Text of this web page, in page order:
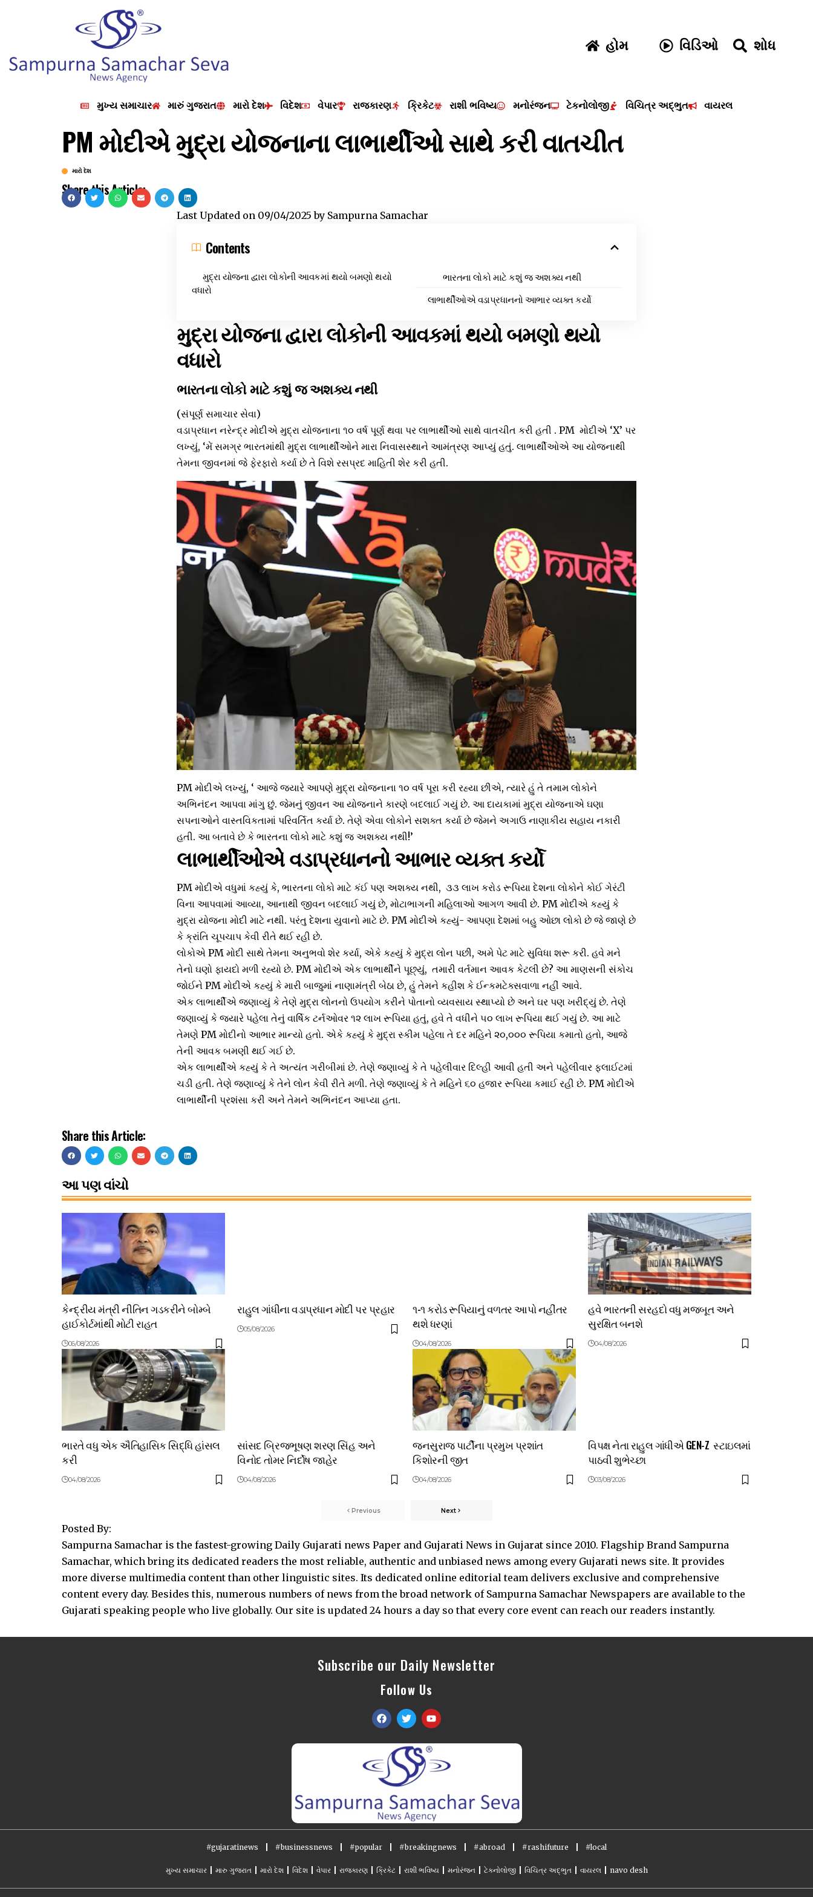
હોમ વિડિઓ શોધ
મુખ્ય સમાચાર મારું ગુજરાત મારો દેશ વિદેશ વેપાર રાજકારણ ક્રિકેટ રાશી ભવિષ્ય મનોરંજન ટેકનોલોજી વિચિત્ર અદ્ભુત વાયરલ
PM મોદીએ મુદ્રા યોજનાના લાભાર્થીઓ સાથે કરી વાતચીત
મારો દેશ
Share this Article:
Last Updated on 09/04/2025 by Sampurna Samachar
Contents
મુદ્રા યોજના દ્વારા લોકોની આવકમાં થયો બમણો થયો
વધારો
ભારતના લોકો માટે કશું જ અશક્ય નથી
લાભાર્થીઓએ વડાપ્રધાનનો આભાર વ્યક્ત કર્યો
મુદ્રા યોજના દ્વારા લોકોની આવકમાં થયો બમણો થયો
વધારો
ભારતના લોકો માટે કશું જ અશક્ય નથી
(સંપૂર્ણ સમાચાર સેવા)
વડાપ્રધાન નરેન્દ્ર મોદીએ મુદ્રા યોજનાના ૧૦ વર્ષ પૂર્ણ થવા પર લાભાર્થીઓ સાથે વાતચીત કરી હતી . PM મોદીએ ‘X’ પર
લખ્યું, ‘મેં સમગ્ર ભારતમાંથી મુદ્રા લાભાર્થીઓને મારા નિવાસસ્થાને આમંત્રણ આપ્યું હતું. લાભાર્થીઓએ આ યોજનાથી
તેમના જીવનમાં જે ફેરફારો કર્યા છે તે વિશે રસપ્રદ માહિતી શેર કરી હતી.
PM મોદીએ લખ્યું, ‘ આજે જ્યારે આપણે મુદ્રા યોજનાના ૧૦ વર્ષ પૂરા કરી રહ્યા છીએ, ત્યારે હું તે તમામ લોકોને
અભિનંદન આપવા માંગુ છું. જેમનું જીવન આ યોજનાને કારણે બદલાઈ ગયું છે. આ દાયકામાં મુદ્રા યોજનાએ ઘણા
સપનાઓને વાસ્તવિકતામાં પરિવર્તિત કર્યા છે. તેણે એવા લોકોને સશક્ત કર્યા છે જેમને અગાઉ નાણાકીય સહાય નકારી
હતી. આ બતાવે છે કે ભારતના લોકો માટે કશું જ અશક્ય નથી!’
લાભાર્થીઓએ વડાપ્રધાનનો આભાર વ્યક્ત કર્યો
PM મોદીએ વધુમાં કહ્યું કે, ભારતના લોકો માટે કંઈ પણ અશક્ય નથી, ૩૩ લાખ કરોડ રૂપિયા દેશના લોકોને કોઈ ગેરંટી
વિના આપવામાં આવ્યા, આનાથી જીવન બદલાઈ ગયું છે, મોટાભાગની મહિલાઓ આગળ આવી છે. PM મોદીએ કહ્યું કે
મુદ્રા યોજના મોદી માટે નથી. પરંતુ દેશના યુવાનો માટે છે. PM મોદીએ કહ્યું- આપણા દેશમાં બહુ ઓછા લોકો છે જે જાણે છે
કે ક્રાંતિ ચૂપચાપ કેવી રીતે થઈ રહી છે.
લોકોએ PM મોદી સાથે તેમના અનુભવો શેર કર્યા, એકે કહ્યું કે મુદ્રા લોન પછી, અમે પેટ માટે સુવિધા શરૂ કરી. હવે મને
તેનો ઘણો ફાયદો મળી રહ્યો છે. PM મોદીએ એક લાભાર્થીને પૂછ્યું, તમારી વર્તમાન આવક કેટલી છે? આ માણસની સંકોચ
જોઈને PM મોદીએ કહ્યું કે મારી બાજુમાં નાણામંત્રી બેઠા છે, હું તેમને કહીશ કે ઈન્કમટેક્સવાળા નહીં આવે.
એક લાભાર્થીએ જણાવ્યું કે તેણે મુદ્રા લોનનો ઉપયોગ કરીને પોતાનો વ્યવસાય સ્થાપ્યો છે અને ઘર પણ ખરીદ્યું છે. તેણે
જણાવ્યું કે જ્યારે પહેલા તેનું વાર્ષિક ટર્નઓવર ૧૨ લાખ રૂપિયા હતું, હવે તે વધીને ૫૦ લાખ રૂપિયા થઈ ગયું છે. આ માટે
તેમણે PM મોદીનો આભાર માન્યો હતો. એકે કહ્યું કે મુદ્રા સ્કીમ પહેલા તે દર મહિને ૨૦,૦૦૦ રૂપિયા કમાતો હતો, આજે
તેની આવક બમણી થઈ ગઈ છે.
એક લાભાર્થીએ કહ્યું કે તે અત્યંત ગરીબીમાં છે. તેણે જણાવ્યું કે તે પહેલીવાર દિલ્હી આવી હતી અને પહેલીવાર ફ્લાઈટમાં
ચડી હતી. તેણે જણાવ્યું કે તેને લોન કેવી રીતે મળી. તેણે જણાવ્યું કે તે મહિને ૬૦ હજાર રૂપિયા કમાઈ રહી છે. PM મોદીએ
લાભાર્થીની પ્રશંસા કરી અને તેમને અભિનંદન આપ્યા હતા.
Share this Article:
આ પણ વાંચો
કેન્દ્રીય મંત્રી નીતિન ગડકરીને બોમ્બે
હાઈકોર્ટમાંથી મોટી રાહત
06/08/2026
રાહુલ ગાંધીના વડાપ્રધાન મોદી પર પ્રહાર
05/08/2026
૧-૧ કરોડ રૂપિયાનું વળતર આપો નહીંતર
થશે ધરણાં
04/08/2026
હવે ભારતની સરહદો વધુ મજબૂત અને
સુરક્ષિત બનશે
04/08/2026
ભારતે વધુ એક ઐતિહાસિક સિદ્ધિ હાંસલ
કરી
04/08/2026
સાંસદ બ્રિજભૂષણ શરણ સિંહ અને
વિનોદ તોમર નિર્દોષ જાહેર
04/08/2026
જનસુરાજ પાર્ટીના પ્રમુખ પ્રશાંત
કિશોરની જીત
04/08/2026
વિપક્ષ નેતા રાહુલ ગાંધીએ GEN-Z સ્ટાઇલમાં
પાઠવી શુભેચ્છા
03/08/2026
Previous Next
Posted By:
Sampurna Samachar is the fastest-growing Daily Gujarati news Paper and Gujarati News in Gujarat since 2010. Flagship Brand Sampurna
Samachar, which bring its dedicated readers the most reliable, authentic and unbiased news among every Gujarati news site. It provides
more diverse multimedia content than other linguistic sites. Its dedicated online editorial team delivers exclusive and comprehensive
content every day. Besides this, numerous numbers of news from the broad network of Sampurna Samachar Newspapers are available to the
Gujarati speaking people who live globally. Our site is updated 24 hours a day so that every core event can reach our readers instantly.
Subscribe our Daily Newsletter
Follow Us
#gujaratinews #businessnews #popular #breakingnews #abroad #rashifuture #local
મુખ્ય સમાચાર મારુ ગુજરાત મારો દેશ વિદેશ વેપાર રાજકારણ ક્રિકેટ રાશી ભવિષ્ય મનોરંજન ટેકનોલોજી વિચિત્ર અદ્ભુત વાયરલ navo desh